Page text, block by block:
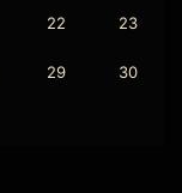
22 23
29 30